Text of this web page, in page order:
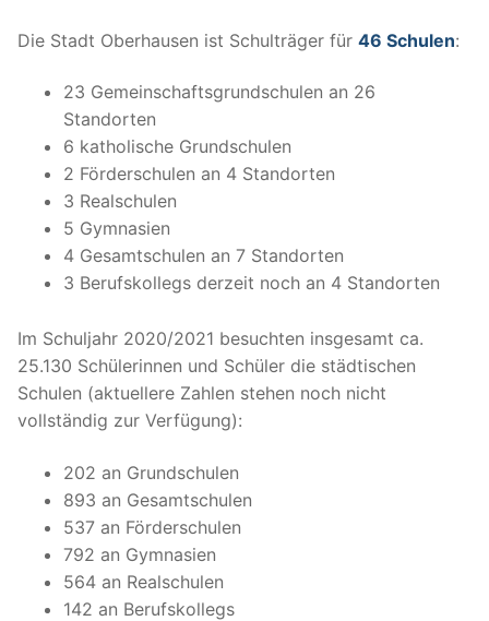
Die Stadt Oberhausen ist Schulträger für 46 Schulen:
23 Gemeinschaftsgrundschulen an 26
Standorten
6 katholische Grundschulen
2 Förderschulen an 4 Standorten
3 Realschulen
5 Gymnasien
4 Gesamtschulen an 7 Standorten
3 Berufskollegs derzeit noch an 4 Standorten
Im Schuljahr 2020/2021 besuchten insgesamt ca.
25.130 Schülerinnen und Schüler die städtischen
Schulen (aktuellere Zahlen stehen noch nicht
vollständig zur Verfügung):
202 an Grundschulen
893 an Gesamtschulen
537 an Förderschulen
792 an Gymnasien
564 an Realschulen
142 an Berufskollegs